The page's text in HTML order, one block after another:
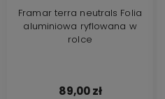
Framar terra neutrals Folia
aluminiowa ryflowana w
rolce
89,00 zł